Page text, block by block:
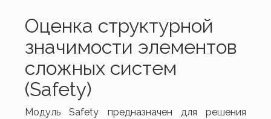
Оценка структурной
значимости элементов
сложных систем
(Safety)
Модуль Safety предназначен для решения